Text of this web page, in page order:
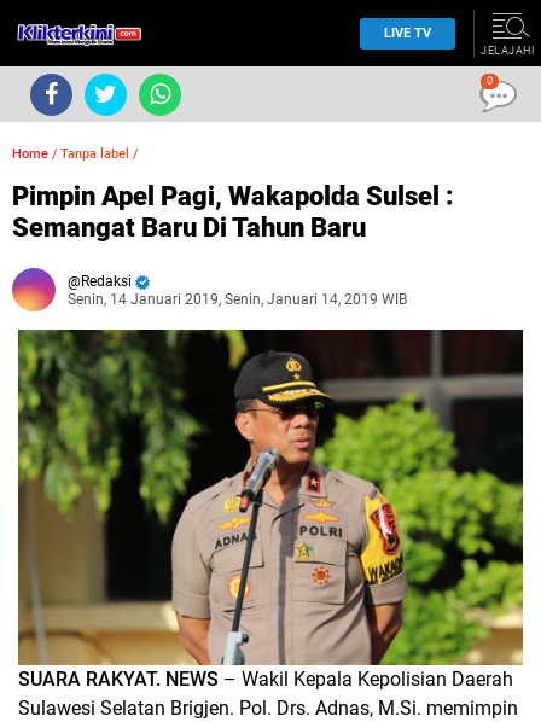
LIVE TV
JELAJAHI
Home / Tanpa label /
Pimpin Apel Pagi, Wakapolda Sulsel :
Semangat Baru Di Tahun Baru
Redaksi
Senin, 14 Januari 2019, Senin, Januari 14, 2019 WIB
SUARA RAKYAT. NEWS – Wakil Kepala Kepolisian Daerah
Sulawesi Selatan Brigjen. Pol. Drs. Adnas, M.Si. memimpin
0